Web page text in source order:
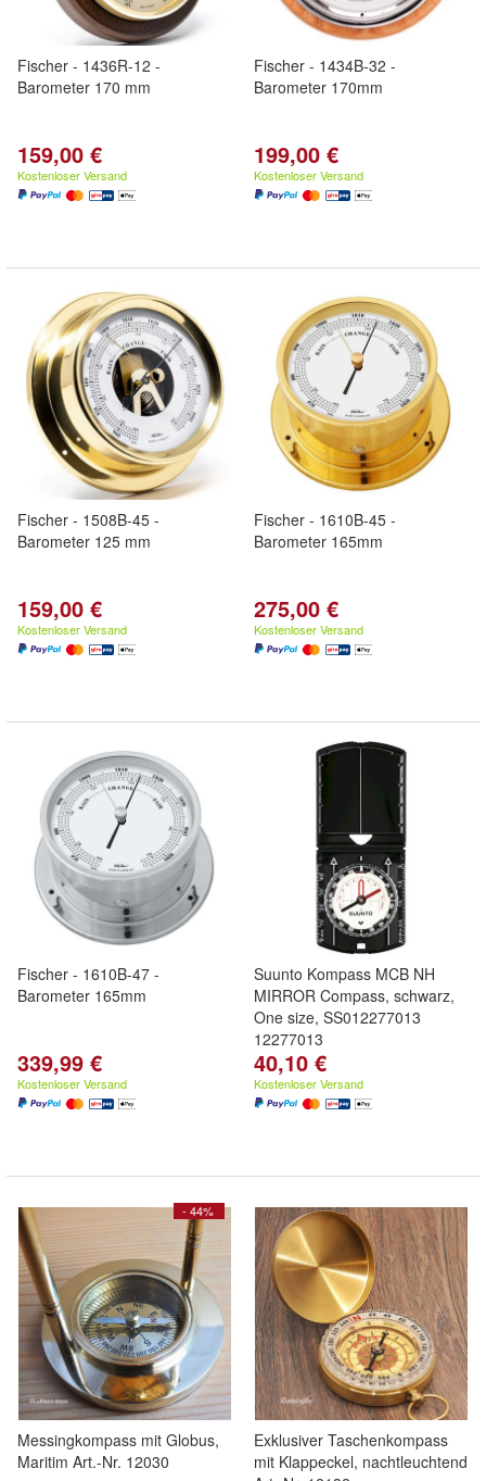
Fischer - 1436R-12 -
Barometer 170 mm
159,00 €
Kostenloser Versand
Fischer - 1434B-32 -
Barometer 170mm
199,00 €
Kostenloser Versand
Fischer - 1508B-45 -
Barometer 125 mm
159,00 €
Kostenloser Versand
Fischer - 1610B-45 -
Barometer 165mm
275,00 €
Kostenloser Versand
Fischer - 1610B-47 -
Barometer 165mm
339,99 €
Kostenloser Versand
Suunto Kompass MCB NH
MIRROR Compass, schwarz,
One size, SS012277013
12277013
40,10 €
Kostenloser Versand
- 44%
Messingkompass mit Globus,
Maritim Art.-Nr. 12030
Exklusiver Taschenkompass
mit Klappeckel, nachtleuchtend